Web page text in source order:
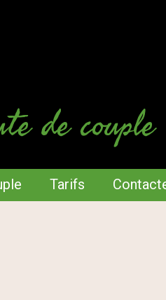
de couple
Tarifs